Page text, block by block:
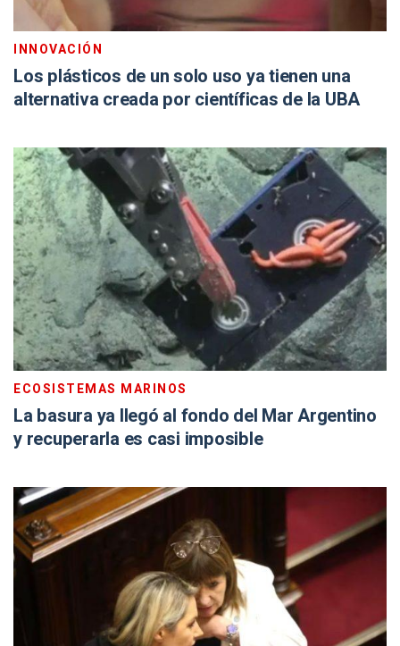
INNOVACIÓN
Los plásticos de un solo uso ya tienen una
alternativa creada por científicas de la UBA
ECOSISTEMAS MARINOS
La basura ya llegó al fondo del Mar Argentino
y recuperarla es casi imposible